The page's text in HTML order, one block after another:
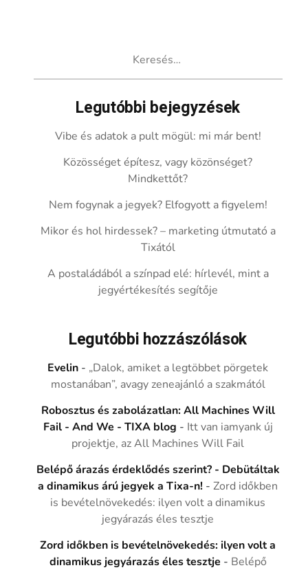
Legutóbbi bejegyzések
Vibe és adatok a pult mögül: mi már bent!
Közösséget építesz, vagy közönséget?
Mindkettőt?
Nem fogynak a jegyek? Elfogyott a figyelem!
Mikor és hol hirdessek? – marketing útmutató a
Tixától
A postaládából a színpad elé: hírlevél, mint a
jegyértékesítés segítője
Legutóbbi hozzászólások
Evelin - „Dalok, amiket a legtöbbet pörgetek
mostanában”, avagy zeneajánló a szakmától
Robosztus és zabolázatlan: All Machines Will
Fail - And We - TIXA blog - Itt van iamyank új
projektje, az All Machines Will Fail
Belépő árazás érdeklődés szerint? - Debütáltak
a dinamikus árú jegyek a Tixa-n! -Zord időkben
is bevételnövekedés: ilyen volt a dinamikus
jegyárazás éles tesztje
Zord időkben is bevételnövekedés: ilyen volt a
dinamikus jegyárazás éles tesztje - Belépő